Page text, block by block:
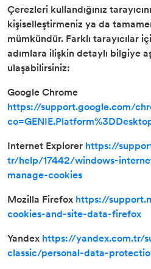
Çerezleri kullandığınız
kişiselleştirmeniz ya da
mümkündür. Farklı tarayıcılar
adımlara ilişkin detaylı bilgiye
ulaşabilirsiniz:
Google Chrome
https://support.google.com/
Internet Explorer https://
tr/help/17442/windows-
manage-cookies
Mozilla Firefox https://
cookies-and-site-data-firefox
Yandex https://yandex.com.tr/
classic/personal-data-